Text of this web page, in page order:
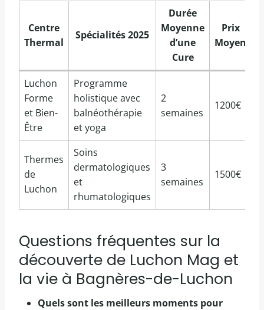
Centre
Thermal
Spécialités 2025
Durée
Moyenne
d’une
Cure
Prix
Moyen
Luchon
Forme
et Bien-
Être
Programme
holistique avec
balnéothérapie
et yoga
2
semaines
1200€
Thermes
de
Luchon
Soins
dermatologiques
et
rhumatologiques
3
semaines
1500€
Questions fréquentes sur la
découverte de Luchon Mag et
la vie à Bagnères-de-Luchon
Quels sont les meilleurs moments pour